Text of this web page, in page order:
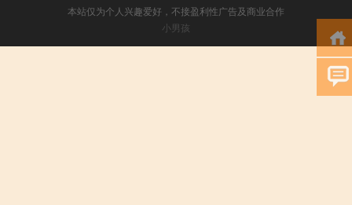
本站仅为个人兴趣爱好，不接盈利性广告及商业合作
小男孩